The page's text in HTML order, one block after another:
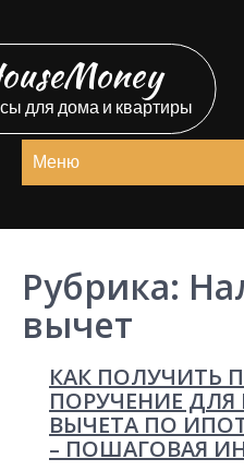
к
содержимому
для дома и квартиры
Меню
Рубрика:
вычет
КАК ПОЛУЧИТЬ
ПОРУЧЕНИЕ
ВЫЧЕТА ПО
– ПОШАГОВАЯ